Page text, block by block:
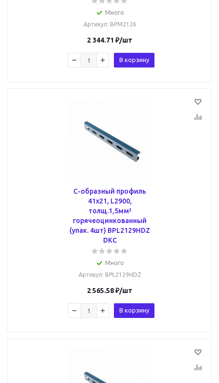
Много
Артикул: BPM2126
2 344.71 ₽/шт
В корзину
С-образный профиль
41х21, L2900,
толщ.1,5мм²
горячеоцинкованный
(упак. 4шт) BPL2129HDZ
DKC
Много
Артикул: BPL2129HDZ
2 565.58₽/шт
В корзину